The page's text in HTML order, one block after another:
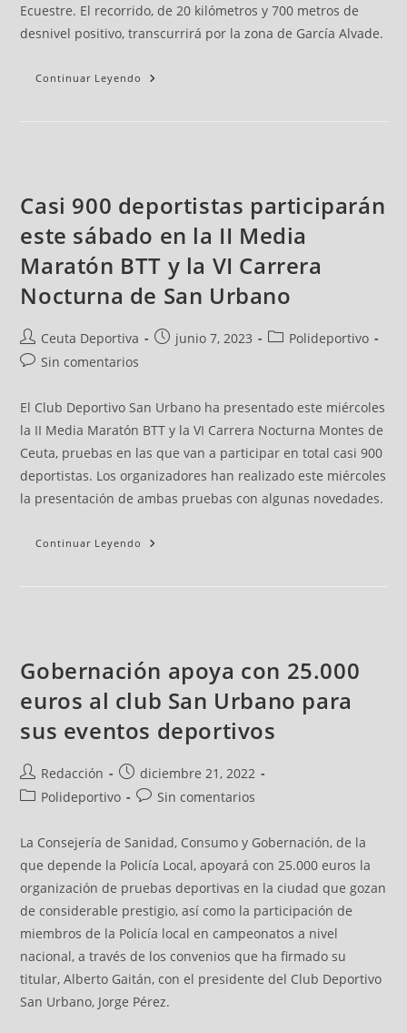
Ecuestre. El recorrido, de 20 kilómetros y 700 metros de
desnivel positivo, transcurrirá por la zona de García Alvade.
Continuar Leyendo
Casi 900 deportistas participarán
este sábado en la II Media
Maratón BTT y la VI Carrera
Nocturna de San Urbano
Ceuta Deportiva junio 7, 2023
Polideportivo
Sin comentarios
El Club Deportivo San Urbano ha presentado este miércoles
la II Media Maratón BTT y la VI Carrera Nocturna Montes de
Ceuta, pruebas en las que van a participar en total casi 900
deportistas. Los organizadores han realizado este miércoles
la presentación de ambas pruebas con algunas novedades.
Continuar Leyendo
Gobernación apoya con 25.000
euros al club San Urbano para
sus eventos deportivos
Redacción
diciembre 21, 2022
Polideportivo
Sin comentarios
La Consejería de Sanidad, Consumo y Gobernación, de la
que depende la Policía Local, apoyará con 25.000 euros la
organización de pruebas deportivas en la ciudad que gozan
de considerable prestigio, así como la participación de
miembros de la Policía local en campeonatos a nivel
nacional, a través de los convenios que ha firmado su
titular, Alberto Gaitán, con el presidente del Club Deportivo
San Urbano, Jorge Pérez.